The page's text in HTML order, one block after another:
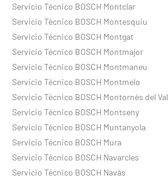
Servicio Técnico BOSCH Montclar
Servicio Técnico BOSCH Montesquiu
Servicio Técnico BOSCH Montgat
Servicio Técnico BOSCH Montmajor
Servicio Técnico BOSCH Montmaneu
Servicio Técnico BOSCH Montmelo
Servicio Técnico BOSCH Montornès del
Servicio Técnico BOSCH Montseny
Servicio Técnico BOSCH Muntanyola
Servicio Técnico BOSCH Mura
Servicio Técnico BOSCH Navarcles
Servicio Técnico BOSCH Navàs